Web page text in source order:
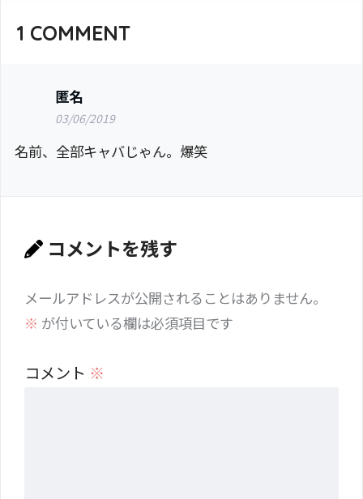
1 COMMENT
匿名
03/06/2019
名前、全部キャバじゃん。爆笑
コメントを残す
メールアドレスが公開されることはありません。
※ が付いている欄は必須項目です
コメント ※